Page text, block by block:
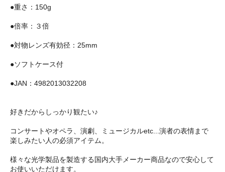
●重さ：150g
●倍率：３倍
●対物レンズ有効径：25mm
●ソフトケース付
●JAN：4982013032208
好きだからしっかり観たい♪
コンサートやオペラ、演劇、ミュージカルetc...演者の表情まで
楽しみたい人の必須アイテム。
様々な光学製品を製造する国内大手メーカー商品なので安心して
お使いいただけます。